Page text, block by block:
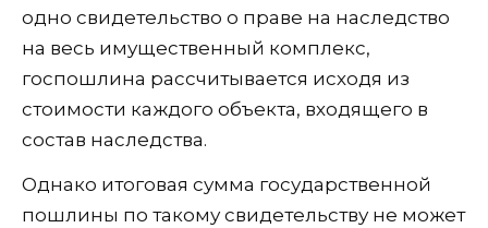
одно свидетельство о праве на наследство
на весь имущественный комплекс,
госпошлина рассчитывается исходя из
стоимости каждого объекта, входящего в
состав наследства.
Однако итоговая сумма государственной
пошлины по такому свидетельству не может